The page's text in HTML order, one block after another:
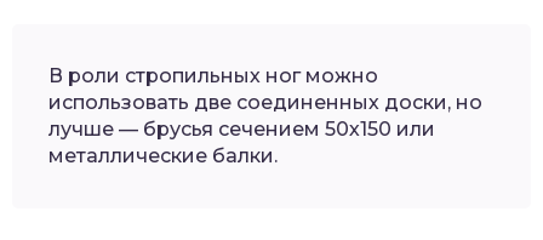
В роли стропильных ног можно
использовать две соединенных доски, но
лучше — брусья сечением 50х150 или
металлические балки.